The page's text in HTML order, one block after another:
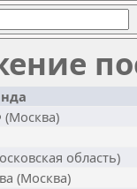
область)
(Москва)